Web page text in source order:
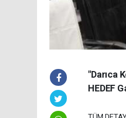
"Darıca
HEDEF